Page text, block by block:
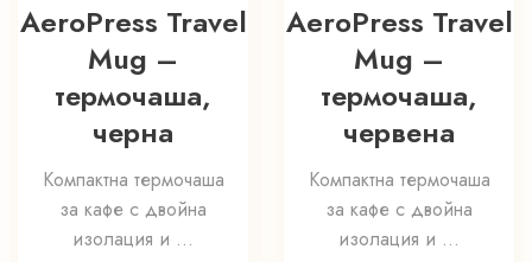
AeroPress Travel
Mug –
термочаша,
черна
Компактна термочаша
за кафе с двойна
изолация и ...
AeroPress Travel
Mug –
термочаша,
червена
Компактна термочаша
за кафе с двойна
изолация и ...